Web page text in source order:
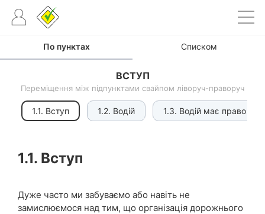
По пунктах Списком
ВСТУП
Переміщення між підпунктами свайпом ліворуч-праворуч
1.1. Вступ 1.2. Водій 1.3. Водій має право
1.1. Вступ
Дуже часто ми забуваємо або навіть не
замислюємося над тим, що організація дорожнього